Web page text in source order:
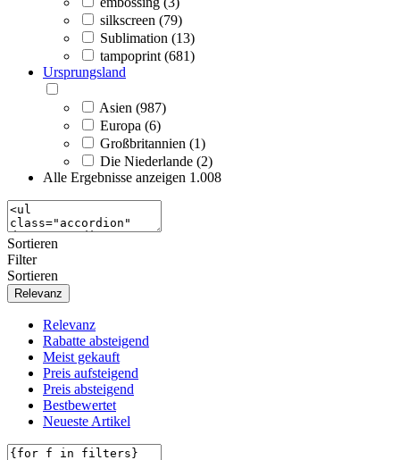
silkscreen (79)
Sublimation (13)
tampoprint (681)
Ursprungsland
Asien (987)
Europa (6)
Großbritannien (1)
Die Niederlande (2)
Alle Ergebnisse anzeigen 1.008
Sortieren
Filter
Sortieren
Relevanz
Relevanz
Rabatte absteigend
Meist gekauft
Preis aufsteigend
Preis absteigend
Bestbewertet
Neueste Artikel